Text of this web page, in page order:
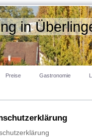
in
Preise Gastronomie